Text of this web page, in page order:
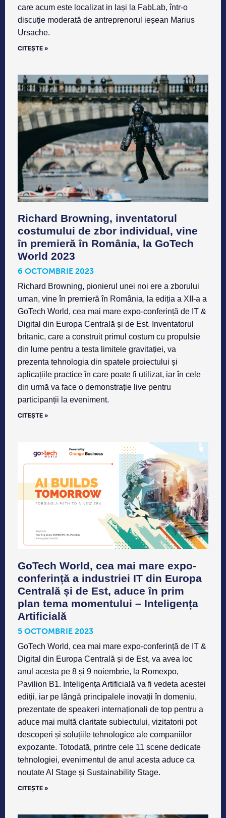
care acum este localizat in Iași la FabLab, într-o
discuție moderată de antreprenorul ieșean Marius
Ursache.
CITEȘTE »
Richard Browning, inventatorul
costumului de zbor individual, vine
în premieră în România, la GoTech
World 2023
6 OCTOMBRIE 2023
Richard Browning, pionierul unei noi ere a zborului
uman, vine în premieră în România, la ediția a XII-a a
GoTech World, cea mai mare expo-conferință de IT &
Digital din Europa Centrală și de Est. Inventatorul
britanic, care a construit primul costum cu propulsie
din lume pentru a testa limitele gravitației, va
prezenta tehnologia din spatele proiectului și
aplicațiile practice în care poate fi utilizat, iar în cele
din urmă va face o demonstrație live pentru
participanții la eveniment.
CITEȘTE »
GoTech World, cea mai mare expo-
conferință a industriei IT din Europa
Centrală și de Est, aduce în prim
plan tema momentului – Inteligența
Artificială
5 OCTOMBRIE 2023
GoTech World, cea mai mare expo-conferință de IT &
Digital din Europa Centrală și de Est, va avea loc
anul acesta pe 8 și 9 noiembrie, la Romexpo,
Pavilion B1. Inteligența Artificială va fi vedeta acestei
ediții, iar pe lângă principalele inovații în domeniu,
prezentate de speakeri internaționali de top pentru a
aduce mai multă claritate subiectului, vizitatorii pot
descoperi și soluțiile tehnologice ale companiilor
expozante. Totodată, printre cele 11 scene dedicate
tehnologiei, evenimentul de anul acesta aduce ca
noutate AI Stage și Sustainability Stage.
CITEȘTE »